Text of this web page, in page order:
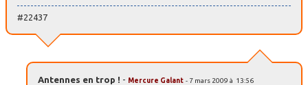
#22437
Antennes en trop ! - Mercure Galant - 7 mars 2009 à 13:56